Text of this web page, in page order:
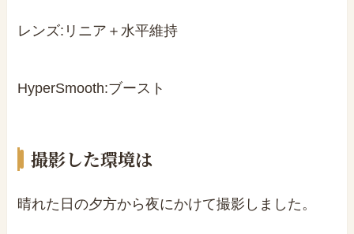
レンズ:リニア＋水平維持
HyperSmooth:ブースト
撮影した環境は
晴れた日の夕方から夜にかけて撮影しました。